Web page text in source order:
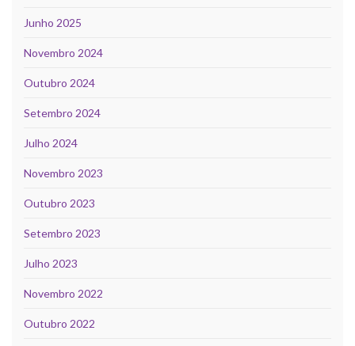
Junho 2025
Novembro 2024
Outubro 2024
Setembro 2024
Julho 2024
Novembro 2023
Outubro 2023
Setembro 2023
Julho 2023
Novembro 2022
Outubro 2022